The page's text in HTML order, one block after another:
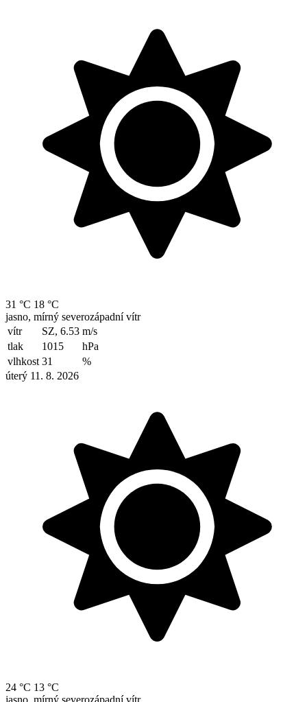
31 °C 18 °C
jasno, mírný severozápadní vítr
vítr
SZ, 6.53 m/s
tlak
1015
hPa
vlhkost 31
%
úterý 11. 8. 2026
24 °C 13 °C